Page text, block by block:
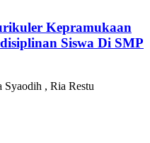
Kepramukaan
Siswa Di SMP
, Ria Restu